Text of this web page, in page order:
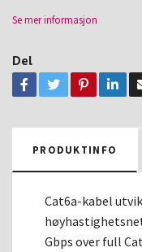
Se mer informasjon
Del
PRODUKTINFO
Cat6a-kabel
Gbps over full